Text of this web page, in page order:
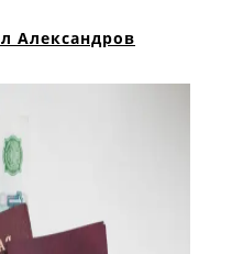
Александров